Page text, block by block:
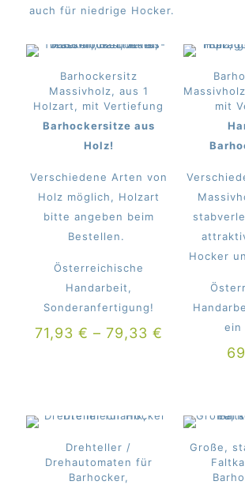
auch für niedrige Hocker.
Barhockersitz
Massivholz, aus 1
Holzart, mit Vertiefung
Barhockersitze aus
Holz!
Verschiedene Arten von
Holz möglich, Holzart
bitte angeben beim
Bestellen.
Österreichische
Handarbeit,
Sonderanfertigung!
71,93 € – 79,33 €
mit
Hocker
ein
Drehteller /
Drehautomaten für
Barhocker,
Große,